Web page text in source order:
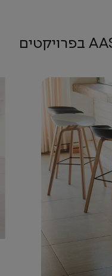
AAS32, AAS38 Bar Stool בפרויקטים